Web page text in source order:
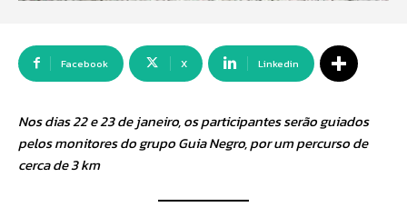
Facebook X Linkedin
Nos dias 22 e 23 de janeiro, os participantes serão guiados
pelos monitores do grupo Guia Negro, por um percurso de
cerca de 3 km